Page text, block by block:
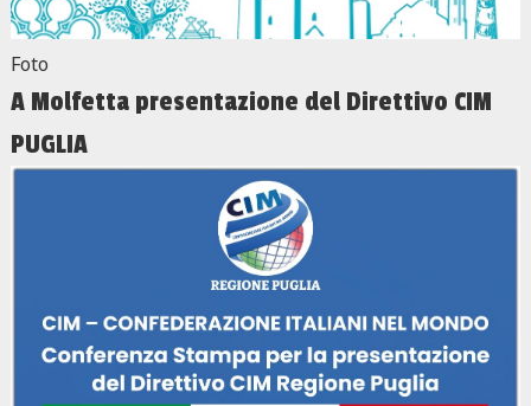
Foto
A Molfetta presentazione del Direttivo CIM
PUGLIA